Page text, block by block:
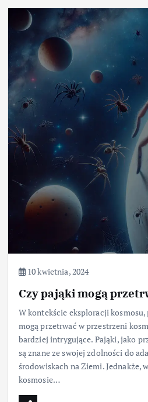
10 kwietnia, 2024
Czy pająki mogą
W kontekście eksploracji
mogą przetrwać w przestrzeni
bardziej intrygujące. Pająki, jako
są znane ze swojej zdolności do
środowiskach na Ziemi. Jednakże,
kosmosie…